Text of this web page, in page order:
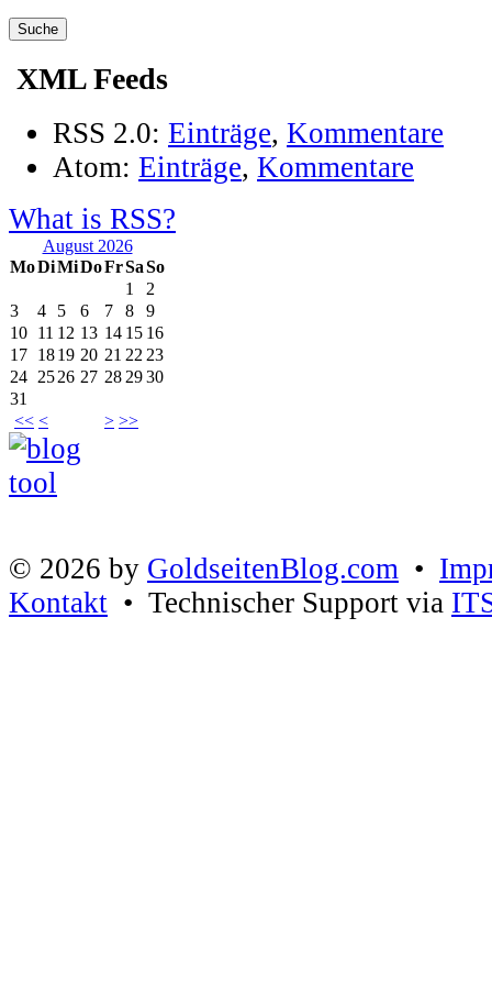
XML Feeds
RSS 2.0: Einträge, Kommentare
Atom: Einträge, Kommentare
What is RSS?
August 2026
MoDiMiDoFrSaSo
<< < > >>
1
2
3
4 5 6 7 8
9
10 11 12 13 14 15 16
17 1819 20 21 22 23
24 2526 27 28 2930
31
© 2026 by GoldseitenBlog.com •
Kontakt • Technischer Support via